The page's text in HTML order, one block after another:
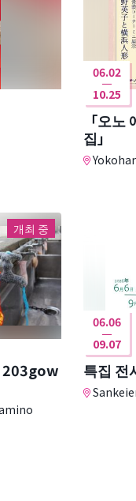
06.02
10.25
「오
집」
개최 중
203gow
06.06
09.07
특집 전